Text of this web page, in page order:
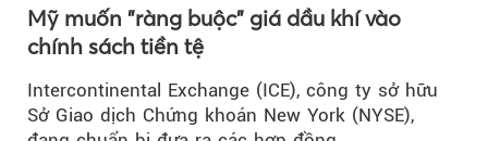
Mỹ muốn "ràng buộc" giá dầu khí vào
chính sách tiền tệ
Intercontinental Exchange (ICE), công ty sở hữu
Sở Giao dịch Chứng khoán New York (NYSE),